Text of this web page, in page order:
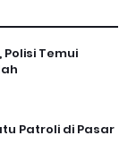
Temui
Patroli di Pasar